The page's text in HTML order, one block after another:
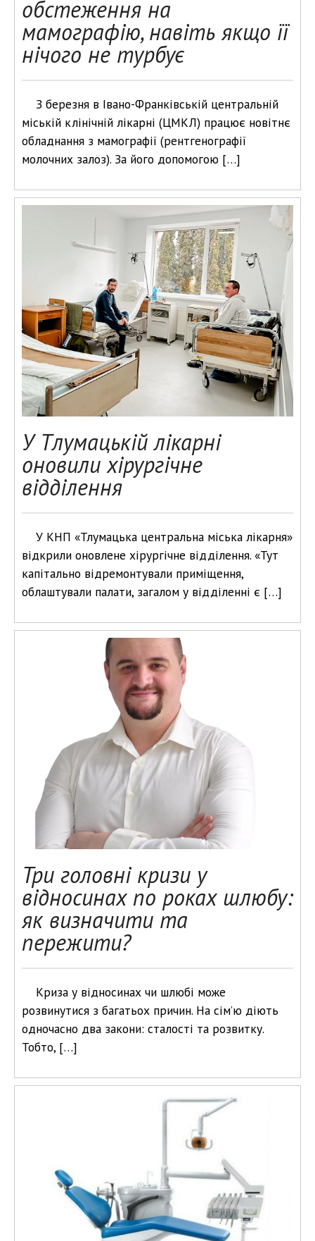
обстеження на
мамографію, навіть якщо її
нічого не турбує
З березня в Івано-Франківській центральній
міській клінічній лікарні (ЦМКЛ) працює новітнє
обладнання з мамографії (рентгенографії
молочних залоз). За його допомогою […]
У Тлумацькій лікарні
оновили хірургічне
відділення
У КНП «Тлумацька центральна міська лікарня»
відкрили оновлене хірургічне відділення. «Тут
капітально відремонтували приміщення,
облаштували палати, загалом у відділенні є […]
Три головні кризи у
відносинах по роках шлюбу:
як визначити та
пережити?
Криза у відносинах чи шлюбі може
розвинутися з багатьох причин. На сім’ю діють
одночасно два закони: сталості та розвитку.
Тобто, […]